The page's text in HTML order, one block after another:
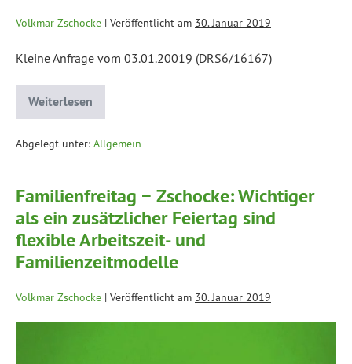
Volkmar Zschocke | Veröffentlicht am 30. Januar 2019
Kleine Anfrage vom 03.01.20019 (DRS6/16167)
Weiterlesen
Abgelegt unter: Allgemein
Familienfreitag − Zschocke: Wichtiger
als ein zusätzlicher Feiertag sind
flexible Arbeitszeit- und
Familienzeitmodelle
Volkmar Zschocke | Veröffentlicht am 30. Januar 2019